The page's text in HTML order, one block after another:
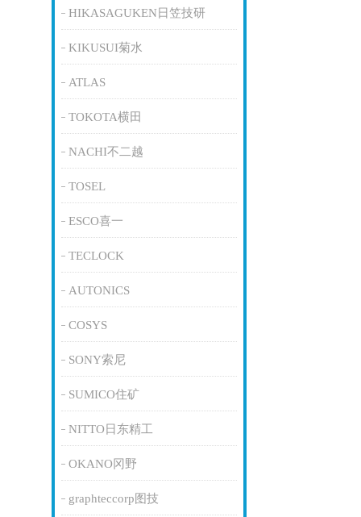
HIKASAGUKEN日笠技研
KIKUSUI菊水
ATLAS
TOKOTA横田
NACHI不二越
TOSEL
ESCO喜一
TECLOCK
AUTONICS
COSYS
SONY索尼
SUMICO住矿
NITTO日东精工
OKANO冈野
graphteccorp图技